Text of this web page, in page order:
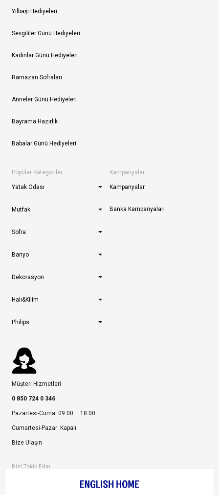
Yılbaşı Hediyeleri
Sevgililer Günü Hediyeleri
Kadınlar Günü Hediyeleri
Ramazan Sofraları
Anneler Günü Hediyeleri
Bayrama Hazırlık
Babalar Günü Hediyeleri
Popüler Kategoriler
Yatak Odası
Mutfak
Sofra
Banyo
Dekorasyon
Halı&Kilim
Philips
Kampanyalar
Kampanyalar
Banka Kampanyaları
Müşteri Hizmetleri
0 850 724 0 346
Pazartesi-Cuma: 09:00 – 18:00
Cumartesi-Pazar: Kapalı
Bize Ulaşın
Bizi Takip Edin